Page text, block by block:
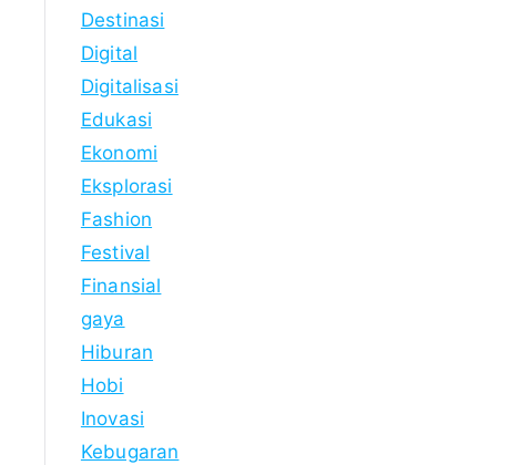
Destinasi
Digital
Digitalisasi
Edukasi
Ekonomi
Eksplorasi
Fashion
Festival
Finansial
gaya
Hiburan
Hobi
Inovasi
Kebugaran